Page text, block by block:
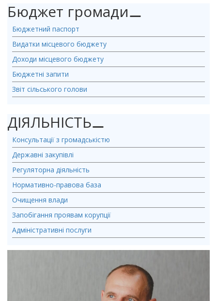
Бюджет громади⚊
Бюджетний паспорт
Видатки місцевого бюджету
Доходи місцевого бюджету
Бюджетні запити
Звіт сільського голови
ДІЯЛЬНІСТЬ⚊
Консультації з громадськістю
Державні закупівлі
Регуляторна діяльність
Нормативно-правова база
Очищення влади
Запобігання проявам корупції
Адміністративні послуги